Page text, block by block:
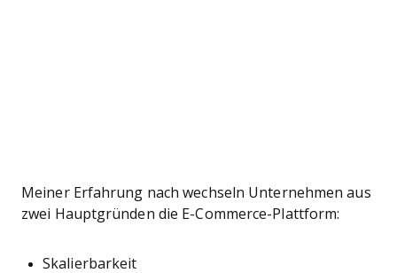
Meiner Erfahrung nach wechseln Unternehmen aus
zwei Hauptgründen die E-Commerce-Plattform:
Skalierbarkeit